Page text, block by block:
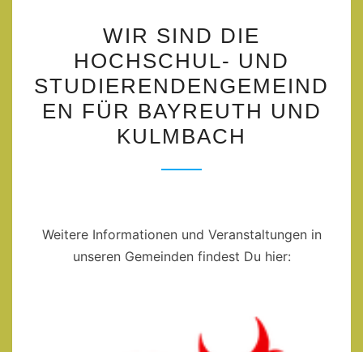
SIND
DIE
HOCHSCHUL-
UND
FÜR
BAYREUTH
WIR SIND DIE
HOCHSCHUL- UND
STUDIERENDENGEMEIND
EN FÜR BAYREUTH UND
KULMBACH
Weitere Informationen und Veranstaltungen in
unseren Gemeinden findest Du hier: